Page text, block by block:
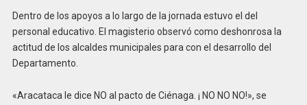
Dentro de los apoyos a lo largo de la jornada estuvo el del
personal educativo. El magisterio observó como deshonrosa la
actitud de los alcaldes municipales para con el desarrollo del
Departamento.
«Aracataca le dice NO al pacto de Ciénaga. ¡ NO NO NO!», se